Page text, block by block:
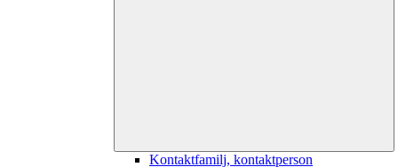
Kontaktfamilj, kontaktperson